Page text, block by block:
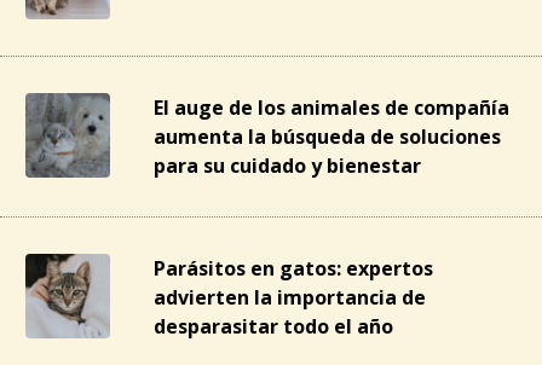
El auge de los animales de compañía
aumenta la búsqueda de soluciones
para su cuidado y bienestar
Parásitos en gatos: expertos
advierten la importancia de
desparasitar todo el año